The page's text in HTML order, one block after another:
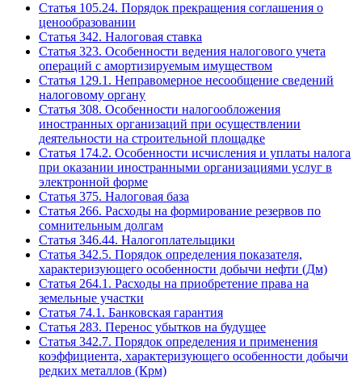
Статья 105.24. Порядок прекращения соглашения о
ценообразовании
Статья 342. Налоговая ставка
Статья 323. Особенности ведения налогового учета
операций с амортизируемым имуществом
Статья 129.1. Неправомерное несообщение сведений
налоговому органу
Статья 308. Особенности налогообложения
иностранных организаций при осуществлении
деятельности на строительной площадке
Статья 174.2. Особенности исчисления и уплаты налога
при оказании иностранными организациями услуг в
электронной форме
Статья 375. Налоговая база
Статья 266. Расходы на формирование резервов по
сомнительным долгам
Статья 346.44. Налогоплательщики
Статья 342.5. Порядок определения показателя,
характеризующего особенности добычи нефти (Дм)
Статья 264.1. Расходы на приобретение права на
земельные участки
Статья 74.1. Банковская гарантия
Статья 283. Перенос убытков на будущее
Статья 342.7. Порядок определения и применения
коэффициента, характеризующего особенности добычи
редких металлов (Крм)